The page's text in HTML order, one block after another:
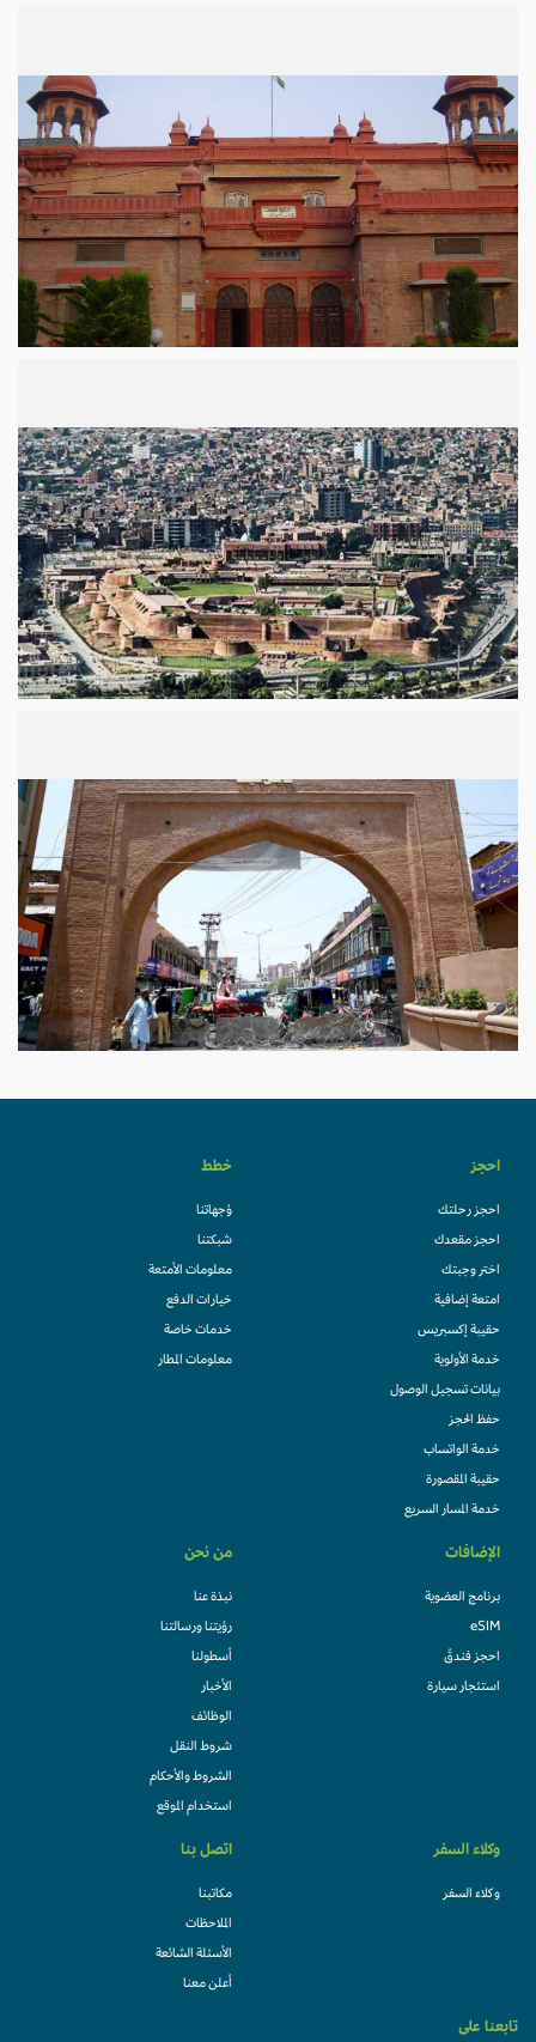
احجز
احجز رحلتك
احجز مقعدك
اختر وجبتك
امتعة إضافية
حقيبة إكسبريس
خدمة الأولوية
بيانات تسجيل الوصول
حفظ الحجز
خدمة الواتساب
حقيبة المقصورة
خدمة المسار السريع
خطط
وُجهاتنا
شبكتنا
معلومات الأمتعة
خيارات الدفع
خدمات خاصة
معلومات المطار
الإضافات
برنامج العضوية
eSIM
احجز فندقً
استئجار سيارة
من نحن
نبذة عنا
رؤيتنا ورسالتنا
أسطولنا
الأخبار
الوظائف
شروط النقل
الشروط والأحكام
استخدام الموقع
وكلاء السفر
وكلاء السفر
اتصل بنا
مكاتبنا
الملاحظات
الأسئلة الشائعة
أعلن معنا
تابعنا على